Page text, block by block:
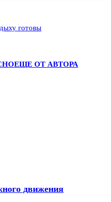
готовы
ЕЩЕ ОТ АВТОРА
движения